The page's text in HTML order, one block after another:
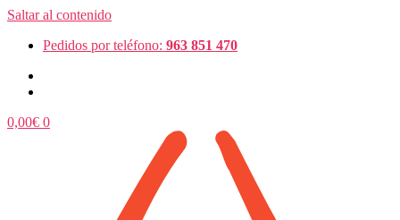
Saltar al contenido
Pedidos por teléfono: 963 851 470
0,00€ 0